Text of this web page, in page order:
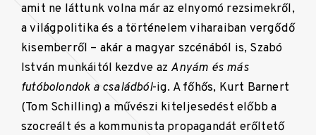
amit ne láttunk volna már az elnyomó rezsimekről,
a világpolitika és a történelem viharaiban vergődő
kisemberről – akár a magyar szcénából is, Szabó
István munkáitól kezdve az Anyám és más
futóbolondok a családból-ig. A főhős, Kurt Barnert
(Tom Schilling) a művészi kiteljesedést előbb a
szocreált és a kommunista propagandát erőltető